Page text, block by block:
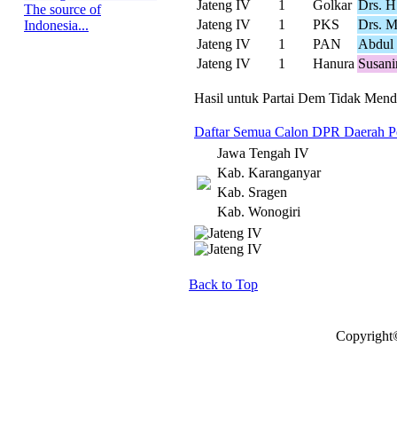
The source of
Indonesia...
Jateng IV
1 Golkar Drs.
Jateng IV
1 PKS
Drs.
Jateng IV
1 PAN
Abdul
Jateng IV
1 Hanura
Hasil untuk Partai Dem Tidak
Daftar Semua Calon DPR Daerah
Jawa Tengah IV
Kab. Karanganyar
Kab. Sragen
Kab. Wonogiri
Back to Top